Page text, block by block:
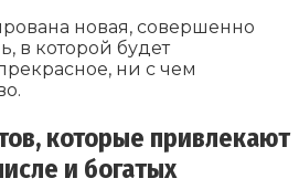
новая, совершенно
в которой будет
ни с чем
которые привлекают
и богатых